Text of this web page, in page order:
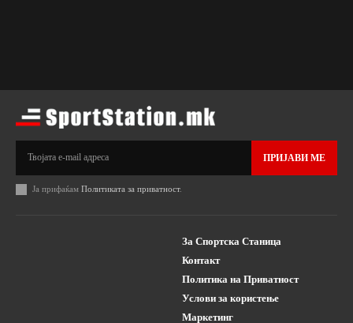
ПРИЈАВИ МЕ
Ја прифаќам Политиката за приватност.
За Спортска Станица
Контакт
Политика на Приватност
Услови за користење
Маркетинг